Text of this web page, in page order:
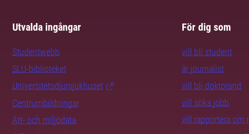
Utvalda ingångar
Studentwebb
SLU-biblioteket
Universitetsdjursjukhuset
Centrumbildningar
Art- och miljödata
För dig som
vill bli student
är journalist
vill bli doktorand
vill söka jobb
vill rapportera om